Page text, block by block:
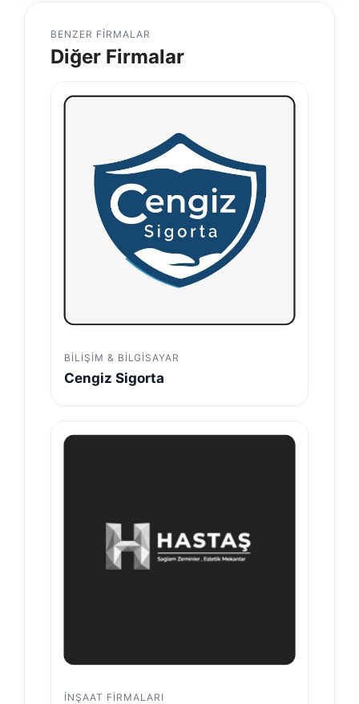
BENZER FIRMALAR
Diğer Firmalar
BILIŞIM & BILGISAYAR
Cengiz Sigorta
İNŞAAT FIRMALARI